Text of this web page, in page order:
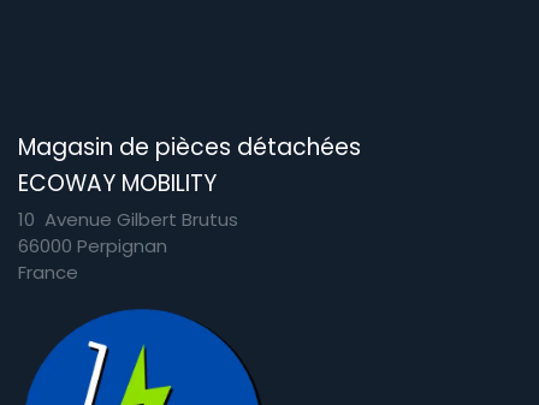
Magasin de pièces détachées
ECOWAY MOBILITY
10 Avenue Gilbert Brutus
66000 Perpignan
France